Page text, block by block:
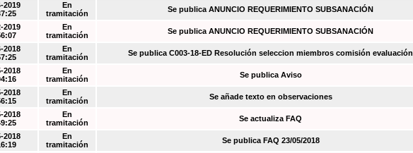
2019
En
tramitación
Se publica ANUNCIO REQUERIMIENTO SUBSANACIÓN
2019
En
tramitación
Se publica ANUNCIO REQUERIMIENTO SUBSANACIÓN
2018
En
tramitación
Se publica C003-18-ED Resolución seleccion miembros comisión evaluación
2018
En
tramitación
Se publica Aviso
2018
En
tramitación
Se añade texto en observaciones
2018
En
tramitación
Se actualiza FAQ
2018
En
tramitación
Se publica FAQ 23/05/2018